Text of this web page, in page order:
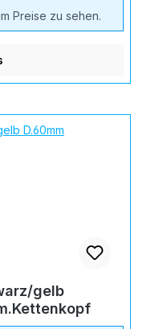
Preise zu sehen.
gelb